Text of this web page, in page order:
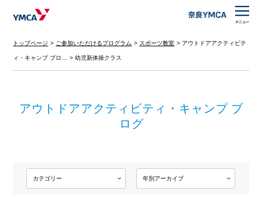
トップページ ご参加いただけるプログラム スポーツ教室 アウトドアアクティビテ
ィ・キャンプ ブロ… 幼児新体操クラス
アウトドアアクティビティ・キャンプ ブ
ログ